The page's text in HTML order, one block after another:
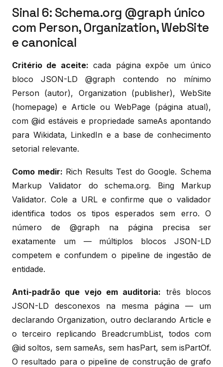
Sinal 6: Schema.org @graph único
com Person, Organization, WebSite
e canonical
Critério de aceite: cada página expõe um único
bloco JSON-LD @graph contendo no mínimo
Person (autor), Organization (publisher), WebSite
(homepage) e Article ou WebPage (página atual),
com @id estáveis e propriedade sameAs apontando
para Wikidata, LinkedIn e a base de conhecimento
setorial relevante.
Como medir: Rich Results Test do Google. Schema
Markup Validator do schema.org. Bing Markup
Validator. Cole a URL e confirme que o validador
identifica todos os tipos esperados sem erro. O
número de @graph na página precisa ser
exatamente um — múltiplos blocos JSON-LD
competem e confundem o pipeline de ingestão de
entidade.
Anti-padrão que vejo em auditoria: três blocos
JSON-LD desconexos na mesma página — um
declarando Organization, outro declarando Article e
o terceiro replicando BreadcrumbList, todos com
@id soltos, sem sameAs, sem hasPart, sem isPartOf.
O resultado para o pipeline de construção de grafo